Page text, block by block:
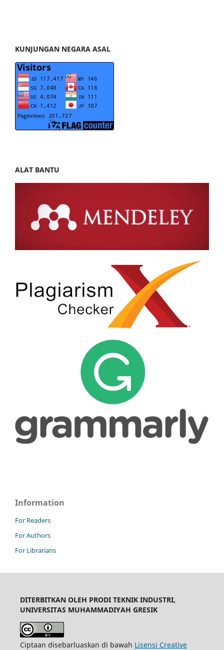
KUNJUNGAN NEGARA ASAL
ALAT BANTU
Information
For Readers
For Authors
For Librarians
DITERBITKAN OLEH PRODI TEKNIK INDUSTRI,
UNIVERSITAS MUHAMMADIYAH GRESIK
Ciptaan disebarluaskan di bawah Lisensi Creative